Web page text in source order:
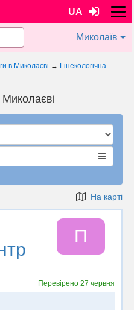
UA
Миколаїв
в Миколаєві → Гінекологічна
На карті
П
Перевірено27 червня